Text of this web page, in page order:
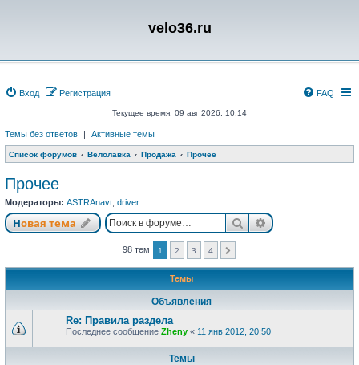
velo36.ru
Вход Регистрация FAQ
Текущее время: 09 авг 2026, 10:14
Темы без ответов | Активные темы
Список форумов Велолавка Продажа Прочее
Прочее
Модераторы: ASTRAnavt driver
Новая тема ПоискРасширенный
98 тем 1 2 3 4
Темы
Объявления
Re: Правила раздела
Последнее сообщение Zheny « 11 янв 2012, 20:50
Темы